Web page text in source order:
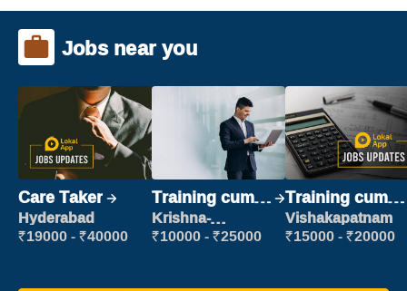
Jobs near you
Care Taker
Hyderabad
₹19000 - ₹40000
Training cum
Placement
Krishna-
vijayawada
₹10000 - ₹25000
Training cum
Placement
Vishakapatnam
₹15000 - ₹20000